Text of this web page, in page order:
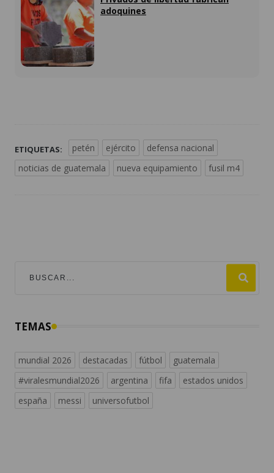
adoquines
ETIQUETAS: petén ejército
defensa nacional
noticias de guatemala
nueva equipamiento fusil m4
TEMAS
mundial 2026 destacadas fútbol
guatemala
#viralesmundial2026
argentina fifa
estados unidos
españa
messi universofutbol